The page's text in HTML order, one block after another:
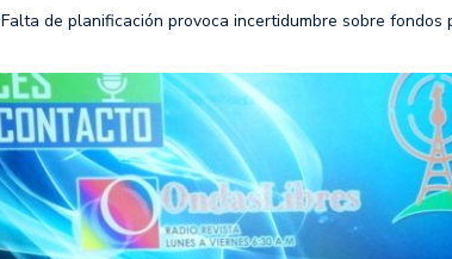
Falta de planificación provoca incertidumbre sobre fondos